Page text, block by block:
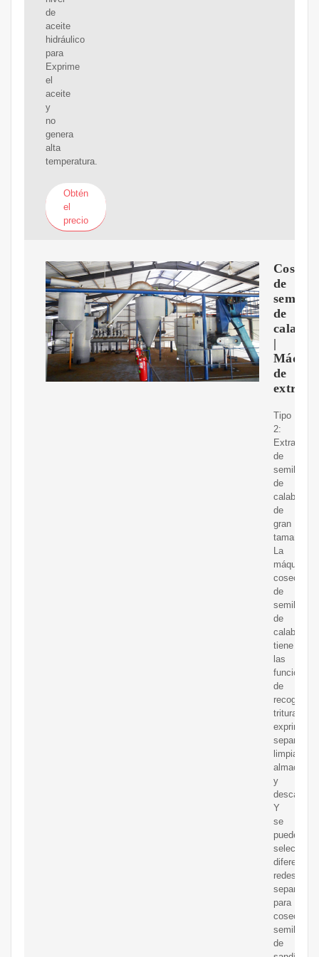
de
aceite
hidráulico
para
Exprime
el
aceite
y
no
genera
alta
temperatura.
Obtén
el
precio
de
semillas
de
|
de
Tipo
2:
Extractor
de
semillas
de
calabaza
de
gran
tamaño.
La
máquina
de
semillas
de
calabaza
tiene
las
funciones
de
recoger,
triturar,
exprimir,
separar,
limpiar,
almacenar
y
descargar.
Y
se
pueden
diferentes
redes
para
cosechar
semillas
de